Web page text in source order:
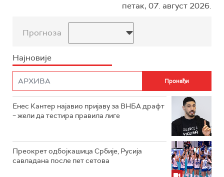
петак, 07. август 2026.
Прогноза
Најновије
Енес Кантер најавио пријаву за ВНБА драфт
– жели да тестира правила лиге
Преокрет одбојкашица Србије, Русија
савладана после пет сетова